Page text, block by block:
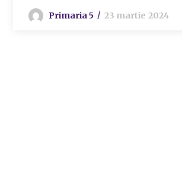
Primaria 5 23 martie 2024